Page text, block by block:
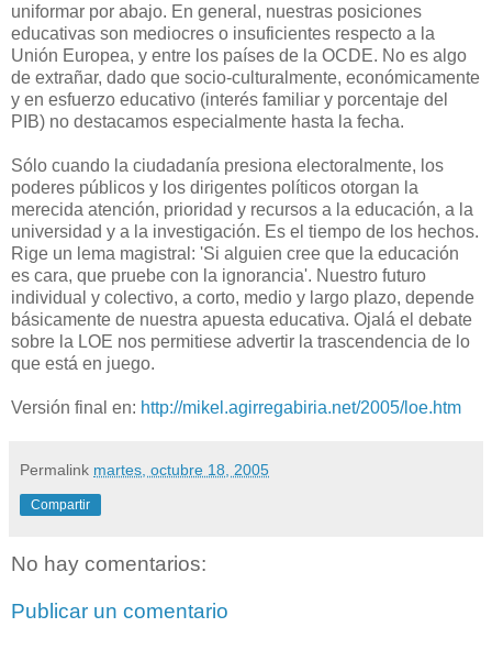
uniformar por abajo. En general, nuestras posiciones
educativas son mediocres o insuficientes respecto a la
Unión Europea, y entre los países de la OCDE. No es algo
de extrañar, dado que socio-culturalmente, económicamente
y en esfuerzo educativo (interés familiar y porcentaje del
PIB) no destacamos especialmente hasta la fecha.
Sólo cuando la ciudadanía presiona electoralmente, los
poderes públicos y los dirigentes políticos otorgan la
merecida atención, prioridad y recursos a la educación, a la
universidad y a la investigación. Es el tiempo de los hechos.
Rige un lema magistral: 'Si alguien cree que la educación
es cara, que pruebe con la ignorancia'. Nuestro futuro
individual y colectivo, a corto, medio y largo plazo, depende
básicamente de nuestra apuesta educativa. Ojalá el debate
sobre la LOE nos permitiese advertir la trascendencia de lo
que está en juego.
Versión final en: http://mikel.agirregabiria.net/2005/loe.htm
Permalink martes, octubre 18, 2005
Compartir
No hay comentarios:
Publicar un comentario